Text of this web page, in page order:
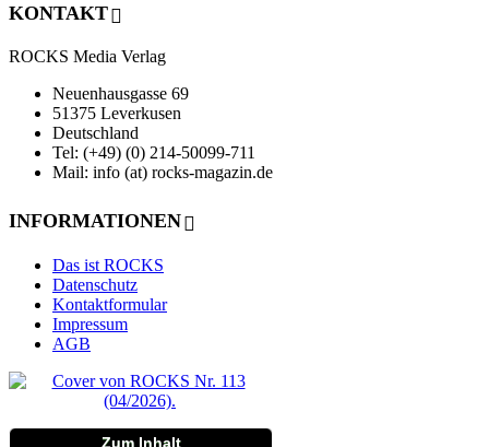
KONTAKT
ROCKS Media Verlag
Neuenhausgasse 69
51375 Leverkusen
Deutschland
Tel: (+49) (0) 214-50099-711
Mail: info (at) rocks-magazin.de
INFORMATIONEN
Das ist ROCKS
Datenschutz
Kontaktformular
Impressum
AGB
Zum Inhalt